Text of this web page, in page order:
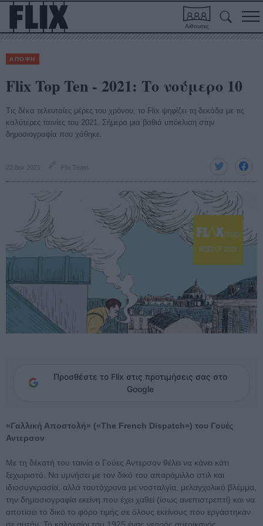
Αίθουσες
ΑΠΟΨΗ
Flix Top Ten - 2021: Το νούμερο 10
Τις δέκα τελευταίες μέρες του χρόνου, το Flix ψηφίζει τη δεκάδα με τις
καλύτερες ταινίες του 2021. Σήμερα μια βαθιά υπόκλιση στην
δημοσιογραφία που χάθηκε.
22 Δεκ 2021 Flix Team
Προσθέστε το Flix στις προτιμήσεις σας στο
Google
«Γαλλική Αποστολή» («The French Dispatch») του Γουές
Αντερσον
Με τη δέκατή του ταινία ο Γούες Αντερσον θέλει να κάνει κάτι
ξεχωριστό. Να υμνήσει με τον δικό του απαράμιλλο στιλ και
ιδιοσυγκρασία, αλλά ταυτόχρονα με νοσταλγία, μελαγχολικό βλέμμα,
την δημοσιογραφία εκείνη που έχει χαθεί (ίσως ανεπιστρεπτί) και να
αποτίσει το δικό το φόρο τιμής σε όλους εκείνους που εργάστηκαν